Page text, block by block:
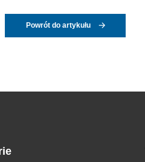
Powrót do artykułu